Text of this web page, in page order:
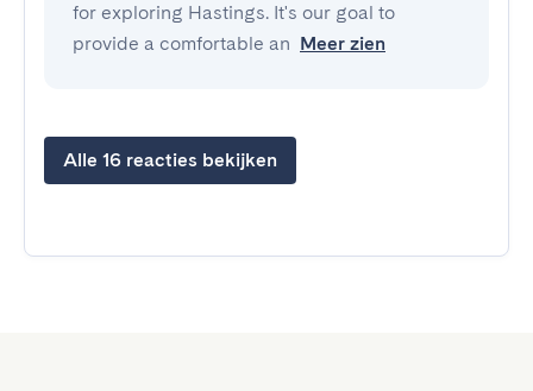
for exploring Hastings. It's our goal to
provide a comfortable an Meer zien
Alle 16 reacties bekijken